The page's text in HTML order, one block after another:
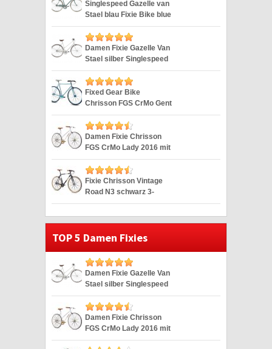
Singlespeed Gazelle van
Stael blau Fixie Bike blue
28″
Damen Fixie Gazelle Van
Stael silber Singlespeed
Silver 28″
Fixed Gear Bike
Chrisson FGS CrMo Gent
blau Duomatic 28″
Damen Fixie Chrisson
FGS CrMo Lady 2016 mit
2G weiss 28″
Fixie Chrisson Vintage
Road N3 schwarz 3-
Gang 28″
TOP 5 Damen Fixies
Damen Fixie Gazelle Van
Stael silber Singlespeed
Silver 28″
Damen Fixie Chrisson
FGS CrMo Lady 2016 mit
2G weiss 28″